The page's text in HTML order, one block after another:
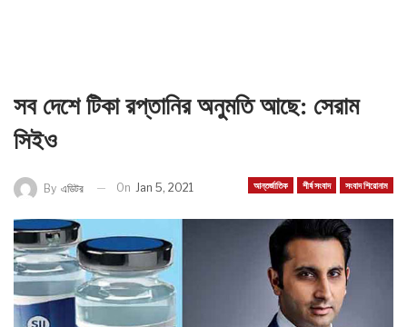
সব দেশে টিকা রপ্তানির অনুমতি আছে: সেরাম
সিইও
আন্তর্জাতিক শীর্ষ সংবাদ সংবাদ শিরোনাম
By এডিটর On Jan 5, 2021